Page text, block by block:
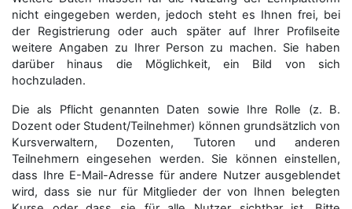
nicht eingegeben werden, jedoch steht es Ihnen frei, bei
der Registrierung oder auch später auf Ihrer Profilseite
weitere Angaben zu Ihrer Person zu machen. Sie haben
darüber hinaus die Möglichkeit, ein Bild von sich
hochzuladen.
Die als Pflicht genannten Daten sowie Ihre Rolle (z. B.
Dozent oder Student/Teilnehmer) können grundsätzlich von
Kursverwaltern, Dozenten, Tutoren und anderen
Teilnehmern eingesehen werden. Sie können einstellen,
dass Ihre E-Mail-Adresse für andere Nutzer ausgeblendet
wird, dass sie nur für Mitglieder der von Ihnen belegten